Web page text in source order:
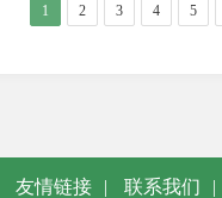
1 2 3 4 5
友情链接 | 联系我们 |